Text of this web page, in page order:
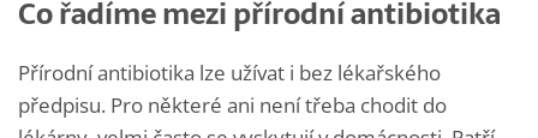
Co řadíme mezi přírodní antibiotika
Přírodní antibiotika lze užívat i bez lékařského
předpisu. Pro některé ani není třeba chodit do